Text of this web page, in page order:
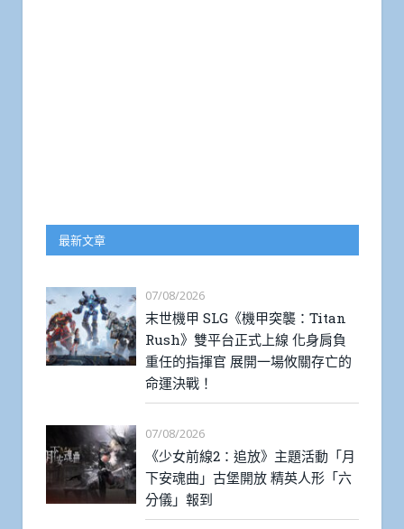
最新文章
07/08/2026
末世機甲 SLG《機甲突襲：Titan
Rush》雙平台正式上線 化身肩負
重任的指揮官 展開一場攸關存亡的
命運決戰！
07/08/2026
《少女前線2：追放》主題活動「月
下安魂曲」古堡開放 精英人形「六
分儀」報到